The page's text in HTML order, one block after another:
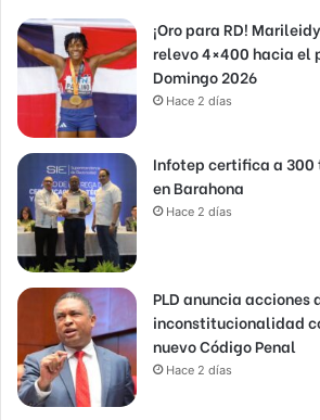
¡Oro para RD!
relevo 4×400 hacia el
Domingo 2026
Hace 2 días
Infotep certifica a
en Barahona
Hace 2 días
PLD anuncia acciones
inconstitucionalidad
nuevo Código Penal
Hace 2 días